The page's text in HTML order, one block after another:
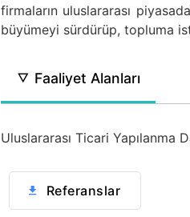
firmaların uluslararası
büyümeyi sürdürüp, topluma
Faaliyet Alanları
Uluslararası Ticari Yapılanma
Referanslar